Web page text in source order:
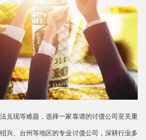
兑现等难题，选择一家靠谱的讨债公司至关重
兴、台州等地区的专业讨债公司，深耕行业多